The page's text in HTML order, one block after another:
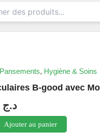
, Hygiène & Soins
B-good avec
د.ج
Ajouter au panier